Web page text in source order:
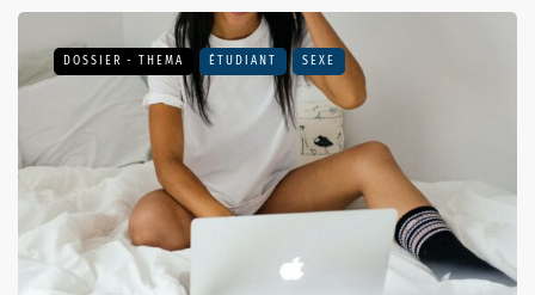
DOSSIER - THEMA ÉTUDIANT SEXE